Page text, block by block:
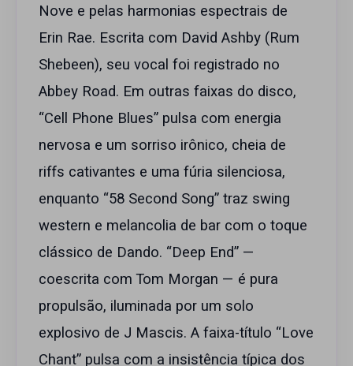
Nove e pelas harmonias espectrais de
Erin Rae. Escrita com David Ashby (Rum
Shebeen), seu vocal foi registrado no
Abbey Road. Em outras faixas do disco,
“Cell Phone Blues” pulsa com energia
nervosa e um sorriso irônico, cheia de
riffs cativantes e uma fúria silenciosa,
enquanto “58 Second Song” traz swing
western e melancolia de bar com o toque
clássico de Dando. “Deep End” —
coescrita com Tom Morgan — é pura
propulsão, iluminada por um solo
explosivo de J Mascis. A faixa-título “Love
Chant” pulsa com a insistência típica dos